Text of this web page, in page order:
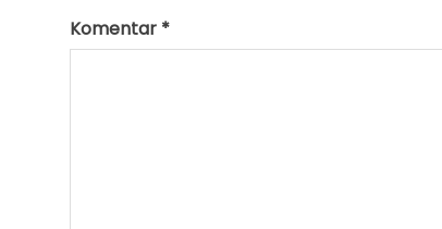
Komentar *